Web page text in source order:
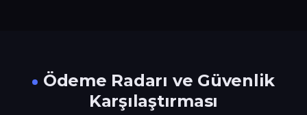
Ödeme Radarı ve Güvenlik
Karşılaştırması